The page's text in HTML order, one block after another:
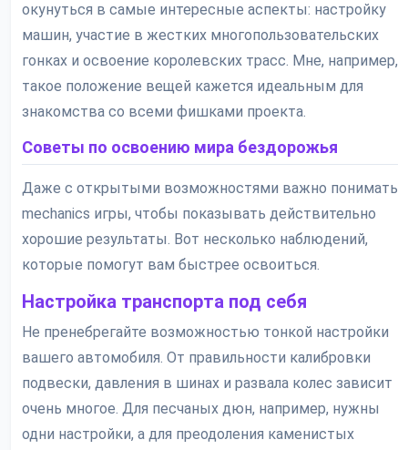
окунуться в самые интересные аспекты: настройку
машин, участие в жестких многопользовательских
гонках и освоение королевских трасс. Мне, например,
такое положение вещей кажется идеальным для
знакомства со всеми фишками проекта.
Советы по освоению мира бездорожья
Даже с открытыми возможностями важно понимать
mechanics игры, чтобы показывать действительно
хорошие результаты. Вот несколько наблюдений,
которые помогут вам быстрее освоиться.
Настройка транспорта под себя
Не пренебрегайте возможностью тонкой настройки
вашего автомобиля. От правильности калибровки
подвески, давления в шинах и развала колес зависит
очень многое. Для песчаных дюн, например, нужны
одни настройки, а для преодоления каменистых